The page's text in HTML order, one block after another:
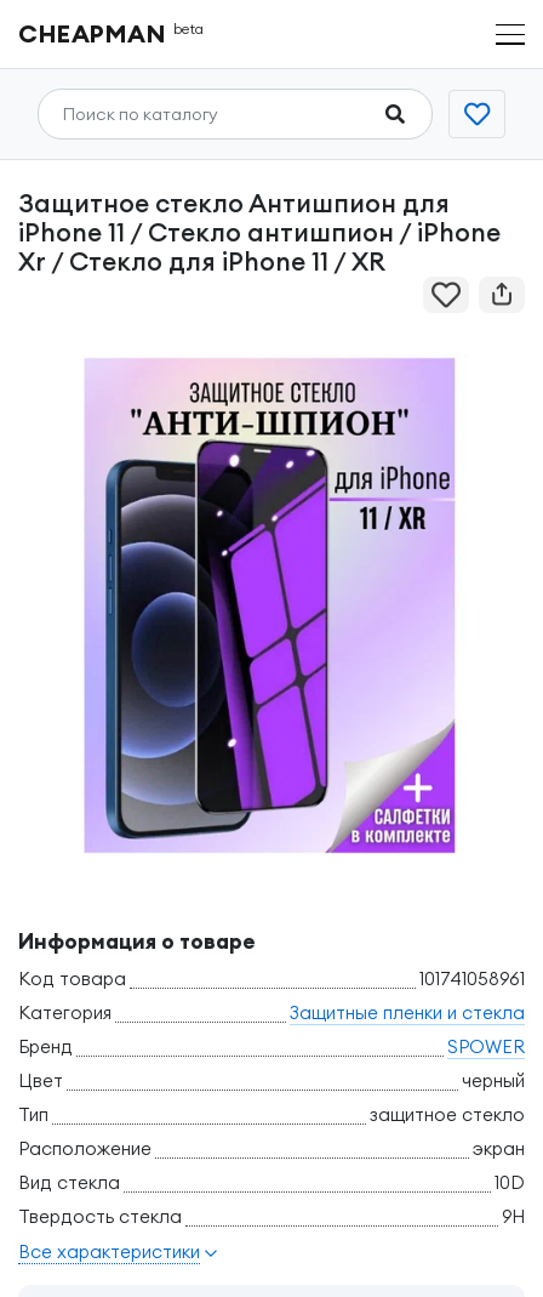
CHEAPMAN beta
Защитное стекло Антишпион для
iPhone 11 / Стекло антишпион / iPhone
Xr / Стекло для iPhone 11 / XR
Информация о товаре
Код товара
101741058961
Категория
Защитные пленки и стекла
Бренд
SPOWER
Цвет
черный
Тип
защитное стекло
Расположение
экран
Вид стекла
10D
Твердость стекла
9H
Все характеристики